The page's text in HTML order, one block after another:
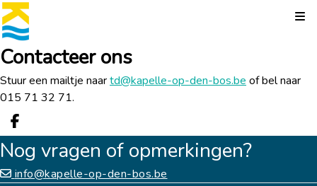
Contacteer ons
Stuur een mailtje naartd@kapelle-op-den-bos.be of bel naar
015 71 32 71.
Deel op facebook
Nog vragen of opmerkingen?
info@kapelle-op-den-bos.be